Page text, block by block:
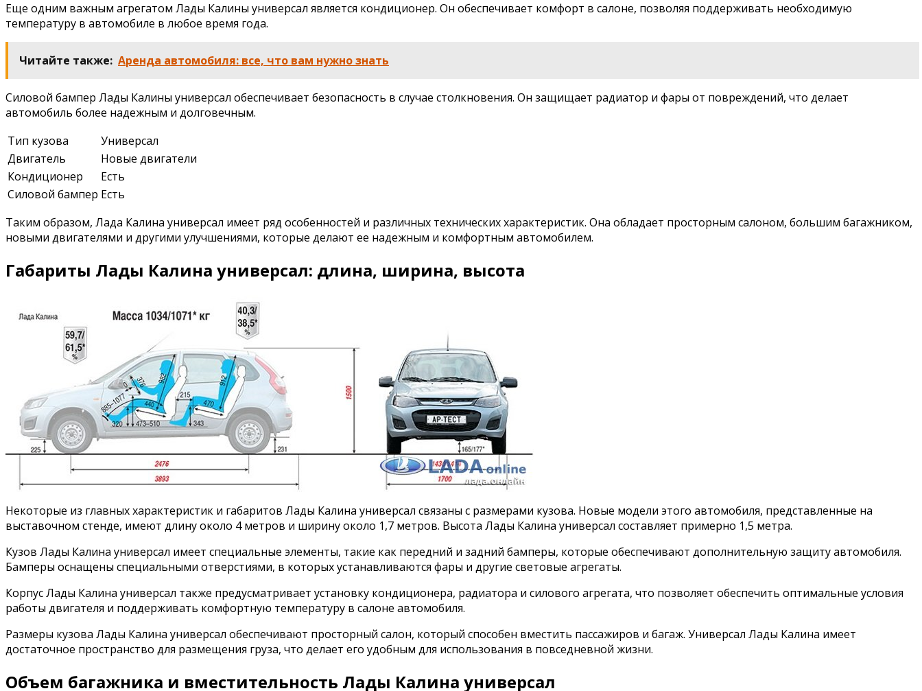
Еще одним важным агрегатом Лады Калины универсал является кондиционер. Он обеспечивает комфорт в салоне, позволяя поддерживать необходимую
температуру в автомобиле в любое время года.
Читайте также: Аренда автомобиля: все, что вам нужно знать
Силовой бампер Лады Калины универсал обеспечивает безопасность в случае столкновения. Он защищает радиатор и фары от повреждений, что делает
автомобиль более надежным и долговечным.
Тип кузова
Универсал
Двигатель
Новые двигатели
Кондиционер
Есть
Силовой бампер Есть
Таким образом, Лада Калина универсал имеет ряд особенностей и различных технических характеристик. Она обладает просторным салоном, большим багажником,
новыми двигателями и другими улучшениями, которые делают ее надежным и комфортным автомобилем.
Габариты Лады Калина универсал: длина, ширина, высота
Некоторые из главных характеристик и габаритов Лады Калина универсал связаны с размерами кузова. Новые модели этого автомобиля, представленные на
выставочном стенде, имеют длину около 4 метров и ширину около 1,7 метров. Высота Лады Калина универсал составляет примерно 1,5 метра.
Кузов Лады Калина универсал имеет специальные элементы, такие как передний и задний бамперы, которые обеспечивают дополнительную защиту автомобиля.
Бамперы оснащены специальными отверстиями, в которых устанавливаются фары и другие световые агрегаты.
Корпус Лады Калина универсал также предусматривает установку кондиционера, радиатора и силового агрегата, что позволяет обеспечить оптимальные условия
работы двигателя и поддерживать комфортную температуру в салоне автомобиля.
Размеры кузова Лады Калина универсал обеспечивают просторный салон, который способен вместить пассажиров и багаж. Универсал Лады Калина имеет
достаточное пространство для размещения груза, что делает его удобным для использования в повседневной жизни.
Объем багажника и вместительность Лады Калина универсал